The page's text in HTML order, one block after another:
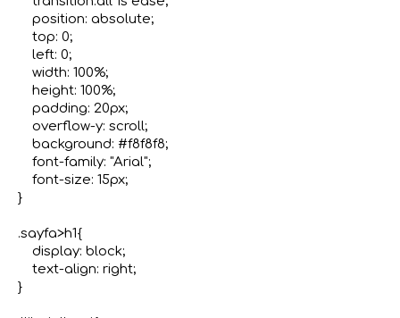
    position: absolute;
    top: 0;
    left: 0;
    width: 100%;
    height: 100%;
    padding: 20px;
    overflow-y: scroll;
    background: #f8f8f8;
    font-family: "Arial";
    font-size: 15px;
}
.sayfa>h1{
    display: block;
    text-align: right;
}